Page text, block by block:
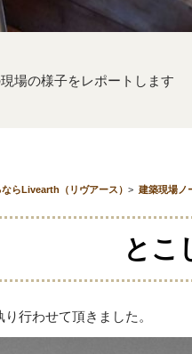
場の様子をレポートします
らLivearth（リヴアース） > 建築現場ノ
とこ
行わせて頂きました。